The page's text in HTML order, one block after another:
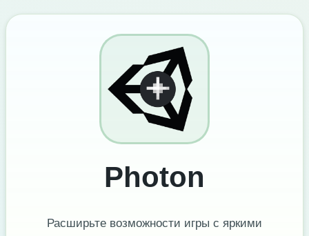
Photon
Расширьте возможности игры с яркими